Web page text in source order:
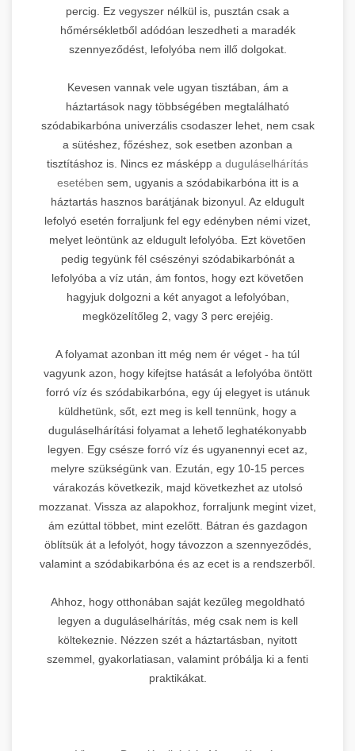
percig. Ez vegyszer nélkül is, pusztán csak a
hőmérsékletből adódóan leszedheti a maradék
szennyeződést, lefolyóba nem illő dolgokat.
Kevesen vannak vele ugyan tisztában, ám a
háztartások nagy többségében megtalálható
szódabikarbóna univerzális csodaszer lehet, nem csak
a sütéshez, főzéshez, sok esetben azonban a
tisztításhoz is. Nincs ez másképp a duguláselhárítás
esetében sem, ugyanis a szódabikarbóna itt is a
háztartás hasznos barátjának bizonyul. Az eldugult
lefolyó esetén forraljunk fel egy edényben némi vizet,
melyet leöntünk az eldugult lefolyóba. Ezt követően
pedig tegyünk fél csészényi szódabikarbónát a
lefolyóba a víz után, ám fontos, hogy ezt követően
hagyjuk dolgozni a két anyagot a lefolyóban,
megközelítőleg 2, vagy 3 perc erejéig.
A folyamat azonban itt még nem ér véget - ha túl
vagyunk azon, hogy kifejtse hatását a lefolyóba öntött
forró víz és szódabikarbóna, egy új elegyet is utánuk
küldhetünk, sőt, ezt meg is kell tennünk, hogy a
duguláselhárítási folyamat a lehető leghatékonyabb
legyen. Egy csésze forró víz és ugyanennyi ecet az,
melyre szükségünk van. Ezután, egy 10-15 perces
várakozás következik, majd következhet az utolsó
mozzanat. Vissza az alapokhoz, forraljunk megint vizet,
ám ezúttal többet, mint ezelőtt. Bátran és gazdagon
öblítsük át a lefolyót, hogy távozzon a szennyeződés,
valamint a szódabikarbóna és az ecet is a rendszerből.
Ahhoz, hogy otthonában saját kezűleg megoldható
legyen a duguláselhárítás, még csak nem is kell
költekeznie. Nézzen szét a háztartásban, nyitott
szemmel, gyakorlatiasan, valamint próbálja ki a fenti
praktikákat.